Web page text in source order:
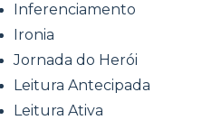
Inferenciamento
Ironia
Jornada do Herói
Leitura Antecipada
Leitura Ativa